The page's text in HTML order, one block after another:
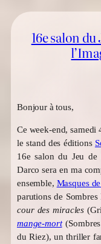
16e salon du
Bonjour à tous,
Ce week-end, samedi
le stand des éditions
16e salon du Jeu de
Darco sera en ma
ensemble, Masques
parutions de
cour des miracles
mange-mort
du Riez), un thriller